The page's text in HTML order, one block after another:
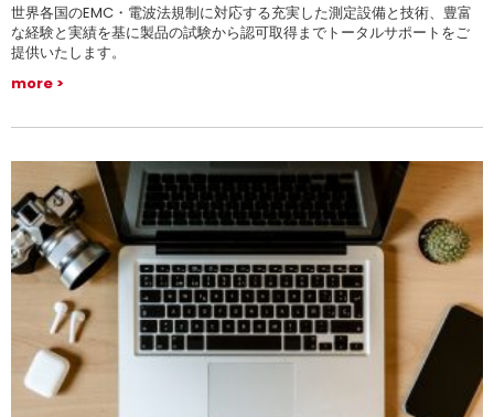
世界各国のEMC・電波法規制に対応する充実した測定設備と技術、豊富
な経験と実績を基に製品の試験から認可取得までトータルサポートをご
提供いたします。
more